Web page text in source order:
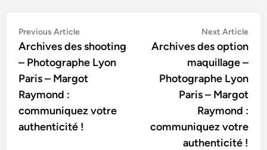
Navigation
de
l’article
Previous ArticlePrevious
article:
Archives des shooting
– Photographe Lyon
Paris – Margot
Raymond :
communiquez votre
authenticité !
Next Article
Archives des option
maquillage –
Photographe Lyon
Paris – Margot
Raymond :
communiquez votre
authenticité !